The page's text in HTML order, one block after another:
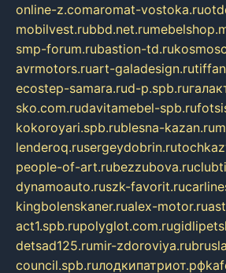
online-z.comaromat-vostoka.ru
mobilvest.rubbd.net.ru
smp-forum.rubastion-td.ru
avrmotors.ruart-galadesign.ru
ecostep-samara.rud-p.spb.ru
sko.com.rudavitamebel-spb.ru
kokoroyari.spb.rublesna-kazan.ru
lenderoq.rusergeydobrin.ru
people-of-art.rubezzubova.ru
dynamoauto.ruszk-favorit.ru
kingbolenskaner.rualex-motor.ru
act1.spb.rupolyglot.com.ru
detsad125.rumir-zdoroviya.ru
council.spb.ruлодкипатриот.рф